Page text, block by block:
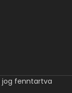
jog fenntartva